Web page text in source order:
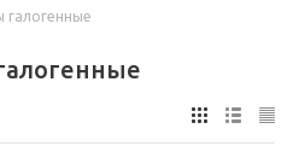
галогенные